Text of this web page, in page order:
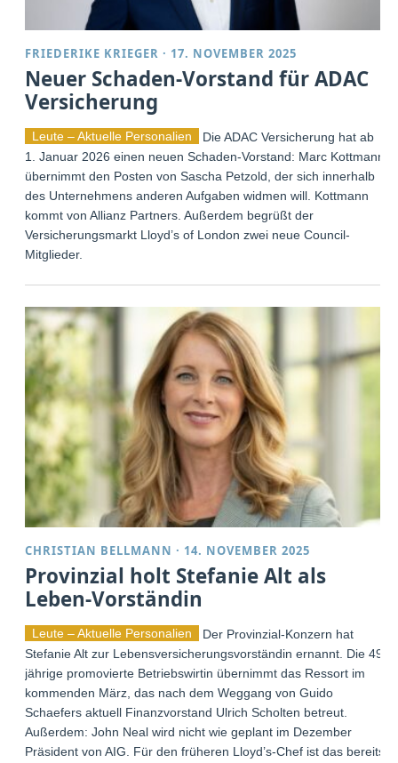
FRIEDERIKE KRIEGER · 17. NOVEMBER 2025
Neuer Schaden-Vorstand für ADAC
Versicherung
Leute – Aktuelle Personalien
Die ADAC Versicherung hat ab
1. Januar 2026 einen neuen Schaden-Vorstand: Marc Kottmann
übernimmt den Posten von Sascha Petzold, der sich innerhalb
des Unternehmens anderen Aufgaben widmen will. Kottmann
kommt von Allianz Partners. Außerdem begrüßt der
Versicherungsmarkt Lloyd’s of London zwei neue Council-
Mitglieder.
CHRISTIAN BELLMANN · 14. NOVEMBER 2025
Provinzial holt Stefanie Alt als
Leben-Vorständin
Leute – Aktuelle Personalien
Der Provinzial-Konzern hat
Stefanie Alt zur Lebensversicherungsvorständin ernannt. Die 49-
jährige promovierte Betriebswirtin übernimmt das Ressort im
kommenden März, das nach dem Weggang von Guido
Schaefers aktuell Finanzvorstand Ulrich Scholten betreut.
Außerdem: John Neal wird nicht wie geplant im Dezember
Präsident von AIG. Für den früheren Lloyd’s-Chef ist das bereits